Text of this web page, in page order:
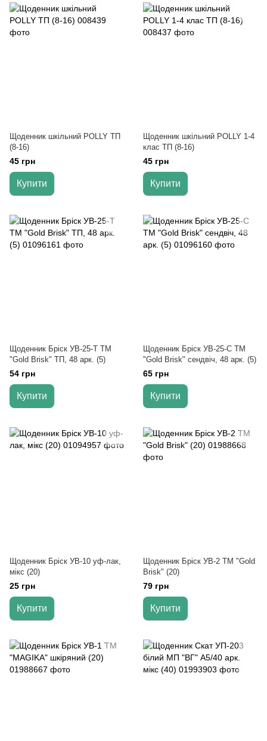
Щоденник шкільний POLLY ТП
(8-16)
45 грн
Купити
Щоденник шкільний POLLY 1-4
клас ТП (8-16)
45 грн
Купити
Щоденник Бріск УВ-25-Т TM
"Gold Brisk" ТП, 48 арк. (5)
54 грн
Купити
Щоденник Бріск УВ-25-С TM
"Gold Brisk" сендвіч, 48 арк. (5)
65 грн
Купити
Щоденник Бріск УВ-10 уф-лак,
мікс (20)
25 грн
Купити
Щоденник Бріск УВ-2 TM "Gold
Brisk" (20)
79 грн
Купити